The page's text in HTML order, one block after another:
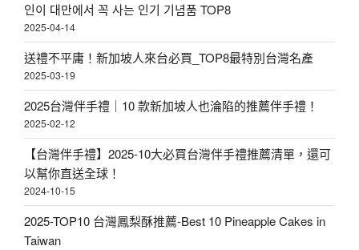
인이 대만에서 꼭 사는 인기 기념품 TOP8
2025-04-14
送禮不平庸！新加坡人來台必買_TOP8最特別台灣名產
2025-03-19
2025台灣伴手禮｜10 款新加坡人也淪陷的推薦伴手禮！
2025-02-12
【台灣伴手禮】2025-10大必買台灣伴手禮推薦清單，還可
以幫你直送全球！
2024-10-15
2025-TOP10 台灣鳳梨酥推薦-Best 10 Pineapple Cakes in
Taiwan